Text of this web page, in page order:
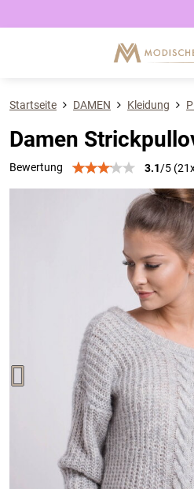
Startseite DAMEN Kleidung
Damen
Bewertung 3.1/5 (21